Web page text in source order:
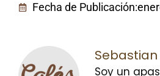
Fecha de Publicación:
Sebastian
Soy un